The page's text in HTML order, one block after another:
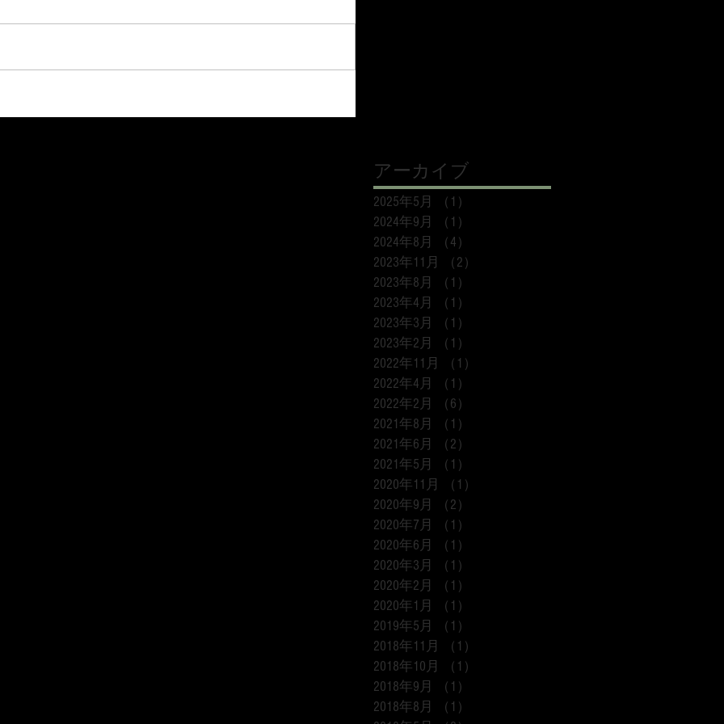
アーカイブ
2025年5月 （1）
2024年9月
（1）
2024年8月
（4）
2023年11月
（2）
2023年8月
（1）
2023年4月
（1）
2023年3月
（1）
2023年2月
（1）
2022年11月
（1）
2022年4月
（1）
2022年2月
（6）
2021年8月
（1）
2021年6月
（2）
2021年5月
（1）
2020年11月
（1）
2020年9月
（2）
2020年7月
（1）
2020年6月
（1）
2020年3月
（1）
2020年2月
（1）
2020年1月
（1）
2019年5月
（1）
2018年11月
（1）
2018年10月
（1）
2018年9月
（1）
2018年8月
（1）